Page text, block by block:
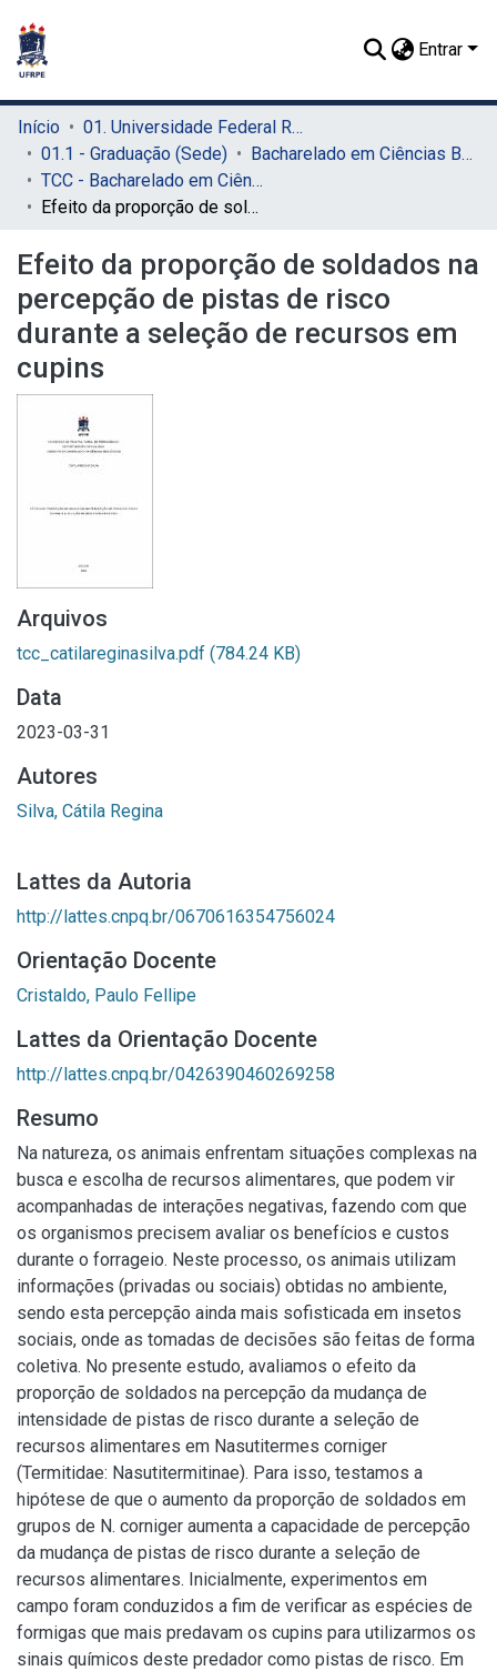
Entrar
Início
01. Universidade Federal Rural de Pernambuco - UFRPE (Sede)
01.1 - Graduação (Sede)
Bacharelado em Ciências Biológicas (Sede)
TCC - Bacharelado em Ciências Biológicas (Sede)
Efeito da proporção de soldados na percepção de pistas de risco durante a seleção de recursos em cupins
Efeito da proporção de soldados na
percepção de pistas de risco
durante a seleção de recursos em
cupins
Arquivos
tcc_catilareginasilva.pdf (784.24 KB)
Data
2023-03-31
Autores
Silva, Cátila Regina
Lattes da Autoria
http://lattes.cnpq.br/0670616354756024
Orientação Docente
Cristaldo, Paulo Fellipe
Lattes da Orientação Docente
http://lattes.cnpq.br/0426390460269258
Resumo
Na natureza, os animais enfrentam situações complexas na
busca e escolha de recursos alimentares, que podem vir
acompanhadas de interações negativas, fazendo com que
os organismos precisem avaliar os benefícios e custos
durante o forrageio. Neste processo, os animais utilizam
informações (privadas ou sociais) obtidas no ambiente,
sendo esta percepção ainda mais sofisticada em insetos
sociais, onde as tomadas de decisões são feitas de forma
coletiva. No presente estudo, avaliamos o efeito da
proporção de soldados na percepção da mudança de
intensidade de pistas de risco durante a seleção de
recursos alimentares em Nasutitermes corniger
(Termitidae: Nasutitermitinae). Para isso, testamos a
hipótese de que o aumento da proporção de soldados em
grupos de N. corniger aumenta a capacidade de percepção
da mudança de pistas de risco durante a seleção de
recursos alimentares. Inicialmente, experimentos em
campo foram conduzidos a fim de verificar as espécies de
formigas que mais predavam os cupins para utilizarmos os
sinais químicos deste predador como pistas de risco. Em